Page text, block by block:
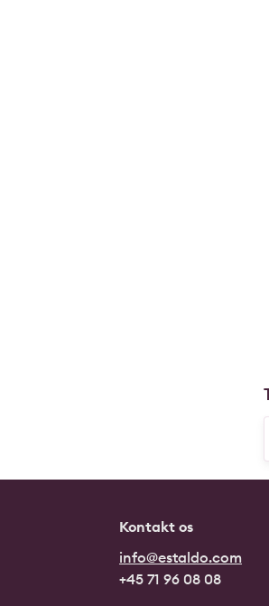
Kontakt os
info@estaldo.com
+45 71 96 08 08